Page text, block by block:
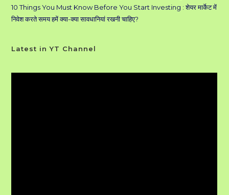
10 Things You Must Know Before You Start Investing : शेयर मार्केट में
निवेश करते समय हमें क्या-क्या सावधानियां रखनी चाहिए?
Latest in YT Channel